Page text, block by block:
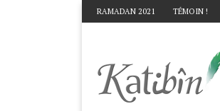
RAMADAN 2021 TÉMOIN !